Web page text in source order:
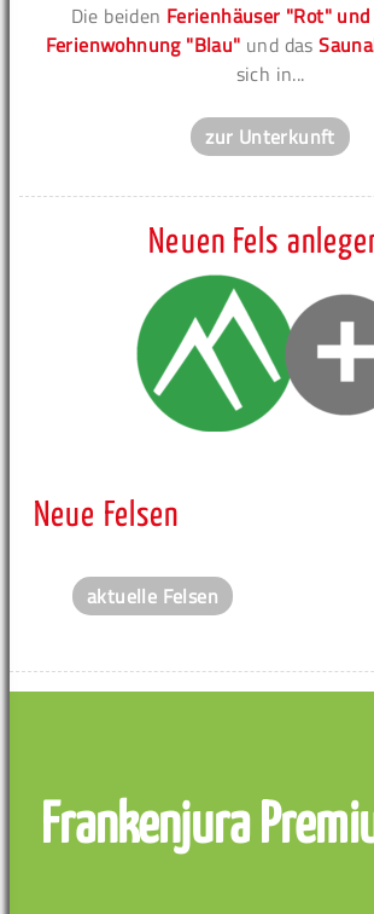
Die beiden Ferienhäuser "Rot"
Ferienwohnung "Blau" und das
sich in...
zur Unterkunft
Neuen Fels
Neue Felsen
aktuelle Felsen
Frankenjura